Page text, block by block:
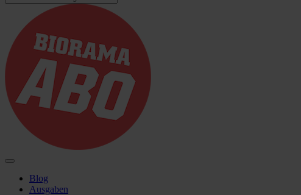
Blog
Ausgaben